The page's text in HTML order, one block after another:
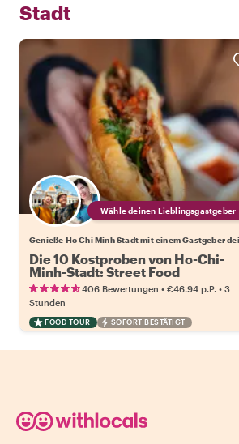
Stadt
Wähle deinen Lieblingsgastgeber
Die 10 Kostproben von Ho-Chi-
Minh-Stadt: Street Food
406 Bewertungen • €46.94 p.P. • 3
Stunden
FOOD TOUR SOFORT BESTÄTIGT